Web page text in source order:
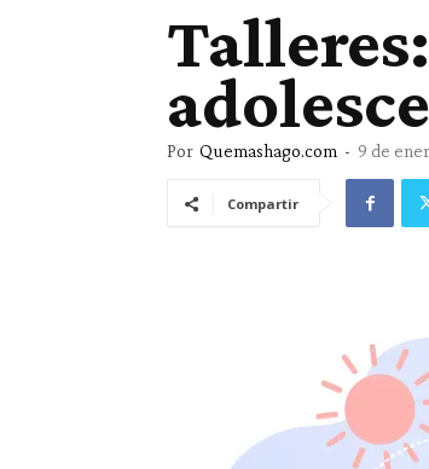
Por Quemashago.com - 9 de
Compartir